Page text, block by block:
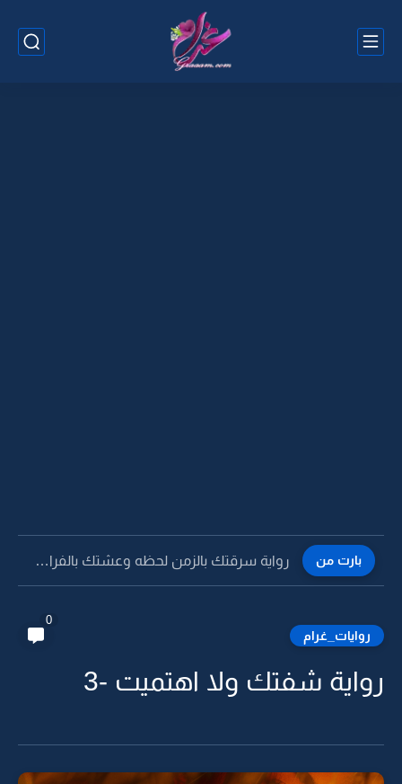
بارت من رواية سرقتك بالزمن لحظه وعشتك بالفراق اوقات -9
روايات_غرام
0
رواية شفتك ولا اهتميت -3